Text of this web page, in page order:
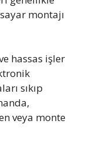
montajı
hassas işler
sıkıp
veya monte